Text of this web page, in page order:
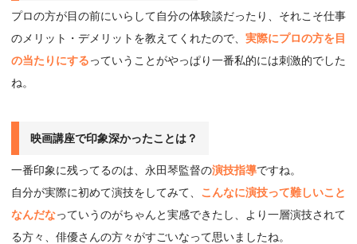
プロの方が目の前にいらして自分の体験談だったり、それこそ仕事
のメリット・デメリットを教えてくれたので、 実際にプロの方を目
の当たりにするっていうことがやっぱり一番私的には刺激的でした
ね。
映画講座で印象深かったことは？
一番印象に残ってるのは、永田琴監督の演技指導ですね。
自分が実際に初めて演技をしてみて、 こんなに演技って難しいこと
なんだなっていうのがちゃんと実感できたし、より一層演技されて
る方々、俳優さんの方々がすごいなって思いましたね。